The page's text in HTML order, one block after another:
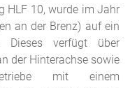
HLF 10, wurde im Jahr
an der Brenz) auf ein
Dieses verfügt über
der Hinterachse sowie
mit einem